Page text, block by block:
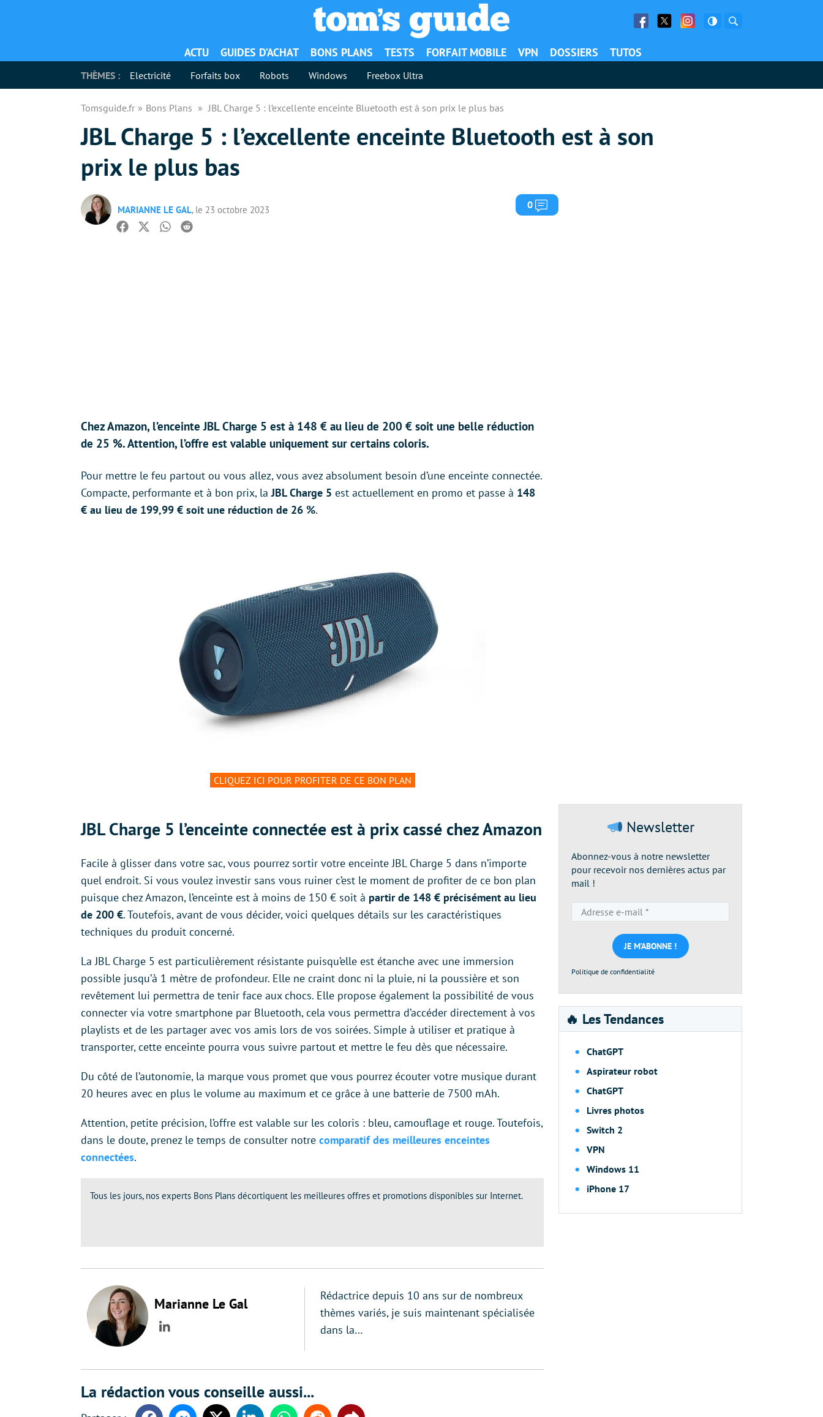
Facebook
Twitter Facebook
ACTU GUIDES D’ACHAT BONS PLANS TESTS FORFAIT MOBILE VPN DOSSIERS TUTOS
THÈMES : Electricité Forfaits box Robots Windows Freebox Ultra
Tomsguide.fr Bons Plans JBL Charge 5 : l’excellente enceinte Bluetooth est à son prix le plus bas
JBL Charge 5 : l’excellente enceinte Bluetooth est à son
prix le plus bas
MARIANNE LE GAL, le 23 octobre 2023 0 Commentaires
Facebook
TwitterWhatsapp
Reddit
Chez Amazon, l’enceinte JBL Charge 5 est à 148 € au lieu de 200 € soit une belle réduction
de 25 %. Attention, l’offre est valable uniquement sur certains coloris.
Pour mettre le feu partout ou vous allez, vous avez absolument besoin d’une enceinte connectée.
Compacte, performante et à bon prix, laJBL Charge 5 est actuellement en promo et passe à 148
€ au lieu de 199,99 € soit une réduction de 26 %.
CLIQUEZ ICI POUR PROFITER DE CE BON PLAN
JBL Charge 5 l’enceinte connectée est à prix cassé chez Amazon
Facile à glisser dans votre sac, vous pourrez sortir votre enceinte JBL Charge 5 dans n’importe
quel endroit. Si vous voulez investir sans vous ruiner c’est le moment de profiter de ce bon plan
puisque chez Amazon, l’enceinte est à moins de 150 € soit à partir de 148 € précisément au lieu
de 200 €. Toutefois, avant de vous décider, voici quelques détails sur les caractéristiques
techniques du produit concerné.
La JBL Charge 5 est particulièrement résistante puisqu’elle est étanche avec une immersion
possible jusqu’à 1 mètre de profondeur. Elle ne craint donc ni la pluie, ni la poussière et son
revêtement lui permettra de tenir face aux chocs. Elle propose également la possibilité de vous
connecter via votre smartphone par Bluetooth, cela vous permettra d’accéder directement à vos
playlists et de les partager avec vos amis lors de vos soirées. Simple à utiliser et pratique à
transporter, cette enceinte pourra vous suivre partout et mettre le feu dès que nécessaire.
Du côté de l’autonomie, la marque vous promet que vous pourrez écouter votre musique durant
20 heures avec en plus le volume au maximum et ce grâce à une batterie de 7500 mAh.
Attention, petite précision, l’offre est valable sur les coloris : bleu, camouflage et rouge. Toutefois,
dans le doute, prenez le temps de consulter notre comparatif des meilleures enceintes
connectées.
Tous les jours, nos experts Bons Plans décortiquent les meilleures offres et promotions disponibles sur Internet.
Marianne Le Gal
LinkedIn
Rédactrice depuis 10 ans sur de nombreux
thèmes variés, je suis maintenant spécialisée
dans la…
La rédaction vous conseille aussi...
Newsletter
Abonnez-vous à notre newsletter
pour recevoir nos dernières actus par
mail !
e-
mail
*
Politique de confidentialité
🔥 Les Tendances
ChatGPT
Aspirateur robot
ChatGPT
Livres photos
Switch 2
VPN
Windows 11
iPhone 17